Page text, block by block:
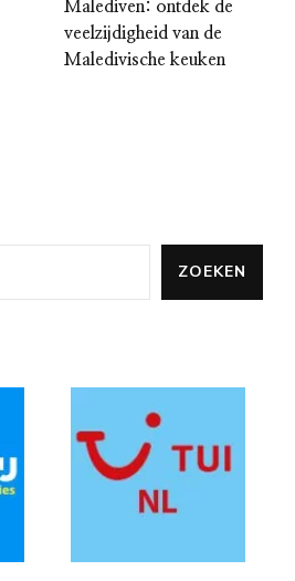
Malediven: ontdek de
veelzijdigheid van de
Maledivische keuken
ZOEKEN